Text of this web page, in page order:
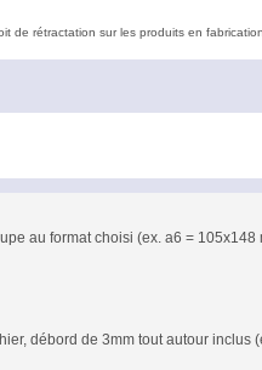
de rétractation sur les produits en fabrication.
au format choisi (ex. a6 = 105x148
débord de 3mm tout autour inclus